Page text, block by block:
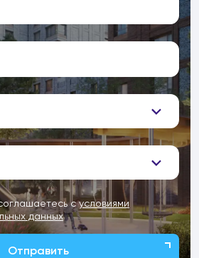
сусловиями
данных
Отправить